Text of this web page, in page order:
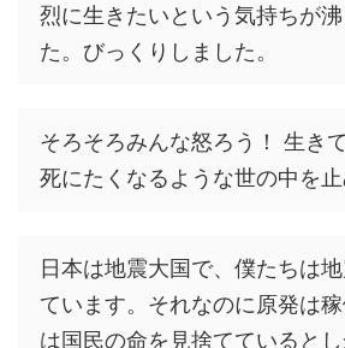
烈に生きたいという気持ちが
た。びっくりしました。
そろそろみんな怒ろう！ 生き
死にたくなるような世の中を止
日本は地震大国で、僕たちは
ています。それなのに原発は
は国民の命を見捨てているとし